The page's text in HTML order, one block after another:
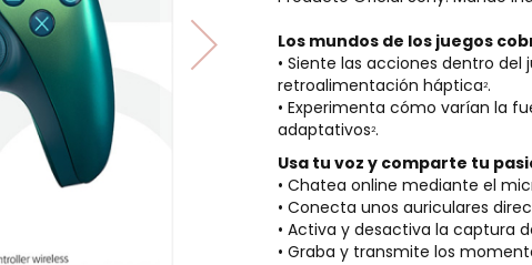
Los mundos de los juegos
• Siente las acciones dentro
retroalimentación háptica2.
• Experimenta cómo varían la
adaptativos2.
Usa tu voz y comparte tu
• Chatea online mediante el
• Conecta unos auriculares
• Activa y desactiva la captura
• Graba y transmite los